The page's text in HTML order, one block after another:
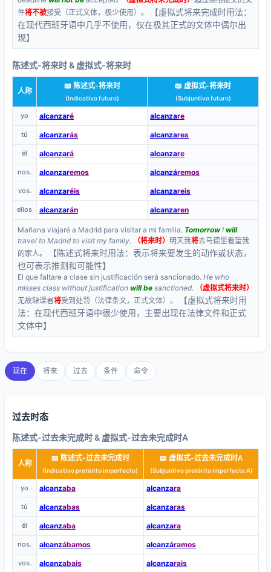
件将不被接受（正式文体，极少使用）。
【虚拟式将来完成时用法：
在现代西班牙语中几乎不使用，仅在极其正式的文体中偶尔出
现】
陈述式-将来时 & 虚拟式-将来时
人称
📖 陈述式-将来时
(Indicativo futuro)
📖 虚拟式-将来时
(Subjuntivo futuro)
yo alcanzaré alcanzare
tú alcanzarás alcanzares
él alcanzará alcanzare
nos. alcanzaremos alcanzáremos
vos. alcanzaréis alcanzareis
ellos alcanzarán alcanzaren
Mañana viajaré a Madrid para visitar a mi familia. TomorrowI will
travel to Madrid to visit my family.
（将来时） 明天我将去马德里看望我
的家人。
【陈述式将来时用法：表示将来要发生的动作或状态，
也可表示推测和可能性】
El que faltare a clase sin justificación será sancionado. He who
misses class without justification will be sanctioned.
（虚拟式将来时）
无故缺课者将受到处罚（法律条文，正式文体）。
【虚拟式将来时用
法：在现代西班牙语中很少使用，主要出现在法律文件和正式
文体中】
现在 将来 过去 条件 命令
过去时态
陈述式-过去未完成时 & 虚拟式-过去未完成时A
人称
📖 陈述式-过去未完成时
(Indicativo pretérito imperfecto)
📖 虚拟式-过去未完成时A
(Subjuntivo pretérito imperfecto A)
yo alcanzaba alcanzara
tú alcanzabas alcanzaras
él alcanzaba alcanzara
nos. alcanzábamos alcanzáramos
vos. alcanzabais alcanzarais